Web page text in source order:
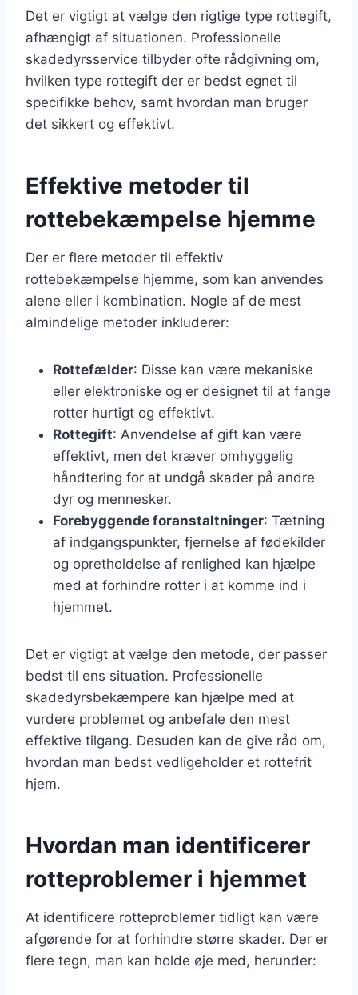
Det er vigtigt at vælge den rigtige type rottegift,
afhængigt af situationen. Professionelle
skadedyrsservice tilbyder ofte rådgivning om,
hvilken type rottegift der er bedst egnet til
specifikke behov, samt hvordan man bruger
det sikkert og effektivt.
Effektive metoder til
rottebekæmpelse hjemme
Der er flere metoder til effektiv
rottebekæmpelse hjemme, som kan anvendes
alene eller i kombination. Nogle af de mest
almindelige metoder inkluderer:
Rottefælder: Disse kan være mekaniske
eller elektroniske og er designet til at fange
rotter hurtigt og effektivt.
Rottegift: Anvendelse af gift kan være
effektivt, men det kræver omhyggelig
håndtering for at undgå skader på andre
dyr og mennesker.
Forebyggende foranstaltninger: Tætning
af indgangspunkter, fjernelse af fødekilder
og opretholdelse af renlighed kan hjælpe
med at forhindre rotter i at komme ind i
hjemmet.
Det er vigtigt at vælge den metode, der passer
bedst til ens situation. Professionelle
skadedyrsbekæmpere kan hjælpe med at
vurdere problemet og anbefale den mest
effektive tilgang. Desuden kan de give råd om,
hvordan man bedst vedligeholder et rottefrit
hjem.
Hvordan man identificerer
rotteproblemer i hjemmet
At identificere rotteproblemer tidligt kan være
afgørende for at forhindre større skader. Der er
flere tegn, man kan holde øje med, herunder: